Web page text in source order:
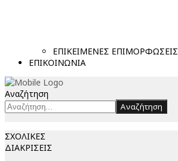
ΕΠΙΚΕΙΜΕΝΕΣ ΕΠΙΜΟΡΦΩΣΕΙΣ
ΕΠΙΚΟΙΝΩΝΙΑ
Αναζήτηση
Αναζήτηση
ΣΧΟΛΙΚΕΣ
ΔΙΑΚΡΙΣΕΙΣ